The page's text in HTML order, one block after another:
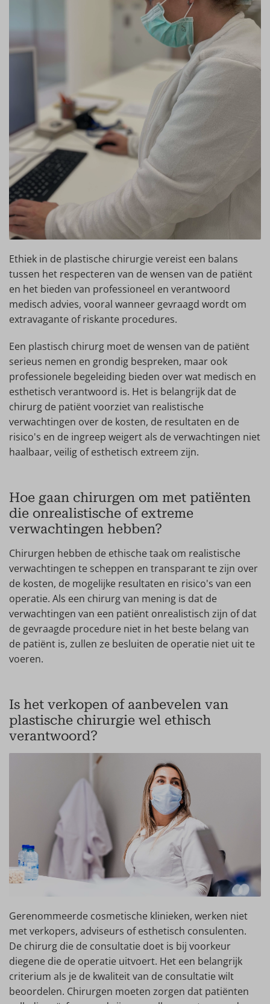
Ethiek in de plastische chirurgie vereist een balans
tussen het respecteren van de wensen van de patiënt
en het bieden van professioneel en verantwoord
medisch advies, vooral wanneer gevraagd wordt om
extravagante of riskante procedures.
Een plastisch chirurg moet de wensen van de patiënt
serieus nemen en grondig bespreken, maar ook
professionele begeleiding bieden over wat medisch en
esthetisch verantwoord is. Het is belangrijk dat de
chirurg de patiënt voorziet van realistische
verwachtingen over de kosten, de resultaten en de
risico's en de ingreep weigert als de verwachtingen niet
haalbaar, veilig of esthetisch extreem zijn.
Hoe gaan chirurgen om met patiënten
die onrealistische of extreme
verwachtingen hebben?
Chirurgen hebben de ethische taak om realistische
verwachtingen te scheppen en transparant te zijn over
de kosten, de mogelijke resultaten en risico's van een
operatie. Als een chirurg van mening is dat de
verwachtingen van een patiënt onrealistisch zijn of dat
de gevraagde procedure niet in het beste belang van
de patiënt is, zullen ze besluiten de operatie niet uit te
voeren.
Is het verkopen of aanbevelen van
plastische chirurgie wel ethisch
verantwoord?
Gerenommeerde cosmetische klinieken, werken niet
met verkopers, adviseurs of esthetisch consulenten.
De chirurg die de consultatie doet is bij voorkeur
diegene die de operatie uitvoert. Het een belangrijk
criterium als je de kwaliteit van de consultatie wilt
beoordelen. Chirurgen moeten zorgen dat patiënten